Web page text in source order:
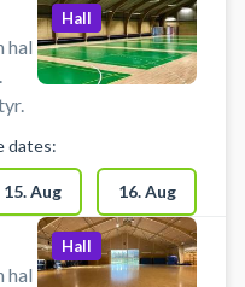
hal
Hall
dates:
15. Aug 16. Aug
hal
Hall